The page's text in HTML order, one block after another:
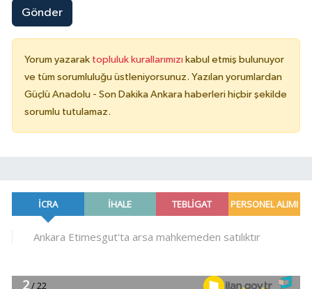
Gönder
Yorum yazarak topluluk kurallarımızı kabul etmiş bulunuyor
ve tüm sorumluluğu üstleniyorsunuz. Yazılan yorumlardan
Güçlü Anadolu - Son Dakika Ankara haberleri hiçbir şekilde
sorumlu tutulamaz.